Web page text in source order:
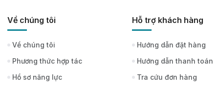
Về chúng tôi
Về chúng tôi
Phương thức hợp tác
Hồ sơ năng lực
Hỗ trợ khách hàng
Hướng dẫn đặt hàng
Hướng dẫn thanh toán
Tra cứu đơn hàng